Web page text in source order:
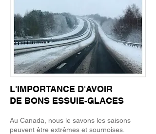
L'IMPORTANCE D'AVOIR
DE BONS ESSUIE-GLACES
Au Canada, nous le savons les saisons
peuvent être extrêmes et sournoises.